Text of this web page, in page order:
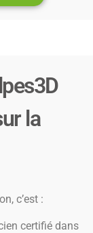
la
c’est :
certifié dans